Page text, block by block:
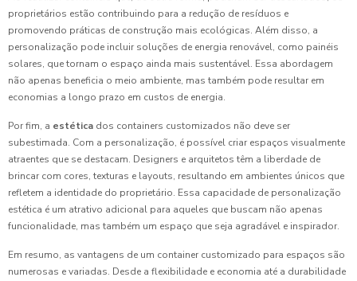
proprietários estão contribuindo para a redução de resíduos e
promovendo práticas de construção mais ecológicas. Além disso, a
personalização pode incluir soluções de energia renovável, como painéis
solares, que tornam o espaço ainda mais sustentável. Essa abordagem
não apenas beneficia o meio ambiente, mas também pode resultar em
economias a longo prazo em custos de energia.
Por fim, a estética dos containers customizados não deve ser
subestimada. Com a personalização, é possível criar espaços visualmente
atraentes que se destacam. Designers e arquitetos têm a liberdade de
brincar com cores, texturas e layouts, resultando em ambientes únicos que
refletem a identidade do proprietário. Essa capacidade de personalização
estética é um atrativo adicional para aqueles que buscam não apenas
funcionalidade, mas também um espaço que seja agradável e inspirador.
Em resumo, as vantagens de um container customizado para espaços são
numerosas e variadas. Desde a flexibilidade e economia até a durabilidade